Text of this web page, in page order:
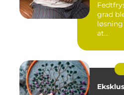
grad
at...